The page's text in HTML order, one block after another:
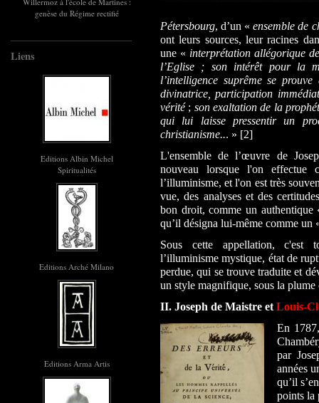
genèse du Régime rectifié
Liens
Editions Albin Michel
Spiritualités
Editions Arché Milano
Editions Arma Artis
Pétersbourg, d’un «ensemble de
ont leurs sources, leur racines
une « interprétation allégorique
l’Eglise ; son intérêt pour la
l’intelligence suprême se
divinatrice, participation
vérité ; son exaltation de la
qui lui laisse pressentir un
christianisme... » [2]
L'ensemble de l’œuvre de
nouveau lorsque l'on effectue
l’illuminisme, et l'on est très
vue, des analyses et des
bon droit, comme un authentique
qu’il désigna lui-même comme un
Sous cette appellation, c'est
l’illuminisme mystique, état de
perdue, qui se trouve traduite et
un style magnifique, sous la
II. Joseph de Maistre et Louis-
En
par
années
qu’il
points la